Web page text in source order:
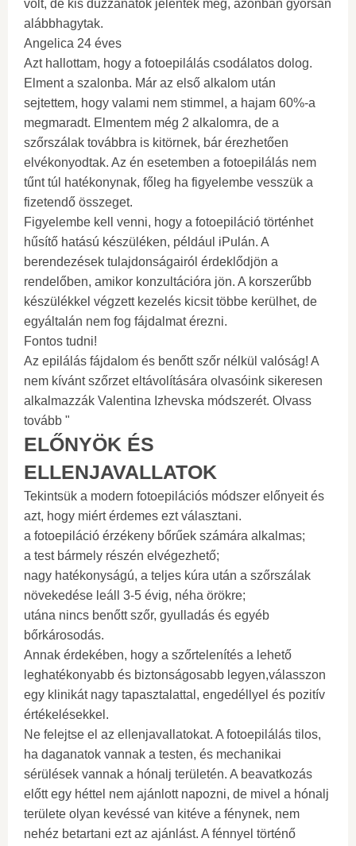
volt, de kis duzzanatok jelentek meg, azonban gyorsan
alábbhagytak.
Angelica 24 éves
Azt hallottam, hogy a fotoepilálás csodálatos dolog.
Elment a szalonba. Már az első alkalom után
sejtettem, hogy valami nem stimmel, a hajam 60%-a
megmaradt. Elmentem még 2 alkalomra, de a
szőrszálak továbbra is kitörnek, bár érezhetően
elvékonyodtak. Az én esetemben a fotoepilálás nem
tűnt túl hatékonynak, főleg ha figyelembe vesszük a
fizetendő összeget.
Figyelembe kell venni, hogy a fotoepiláció történhet
hűsítő hatású készüléken, például iPulán. A
berendezések tulajdonságairól érdeklődjön a
rendelőben, amikor konzultációra jön. A korszerűbb
készülékkel végzett kezelés kicsit többe kerülhet, de
egyáltalán nem fog fájdalmat érezni.
Fontos tudni!
Az epilálás fájdalom és benőtt szőr nélkül valóság! A
nem kívánt szőrzet eltávolítására olvasóink sikeresen
alkalmazzák Valentina Izhevska módszerét. Olvass
tovább "
ELŐNYÖK ÉS
ELLENJAVALLATOK
Tekintsük a modern fotoepilációs módszer előnyeit és
azt, hogy miért érdemes ezt választani.
a fotoepiláció érzékeny bőrűek számára alkalmas;
a test bármely részén elvégezhető;
nagy hatékonyságú, a teljes kúra után a szőrszálak
növekedése leáll 3-5 évig, néha örökre;
utána nincs benőtt szőr, gyulladás és egyéb
bőrkárosodás.
Annak érdekében, hogy a szőrtelenítés a lehető
leghatékonyabb és biztonságosabb legyen,válasszon
egy klinikát nagy tapasztalattal, engedéllyel és pozitív
értékelésekkel.
Ne felejtse el az ellenjavallatokat. A fotoepilálás tilos,
ha daganatok vannak a testen, és mechanikai
sérülések vannak a hónalj területén. A beavatkozás
előtt egy héttel nem ajánlott napozni, de mivel a hónalj
területe olyan kevéssé van kitéve a fénynek, nem
nehéz betartani ezt az ajánlást. A fénnyel történő